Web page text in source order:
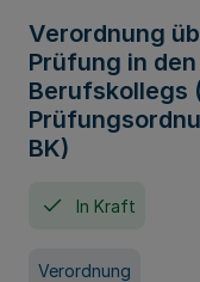
Verordnung
Prüfung in
Berufskollegs
BK)
In Kraft
Verordnung